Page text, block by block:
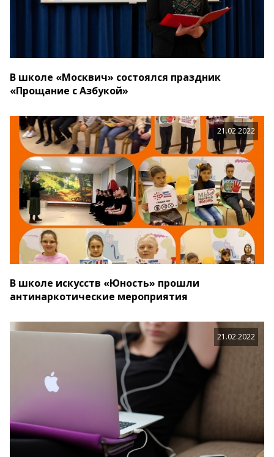
В школе «Москвич» состоялся праздник
«Прощание с Азбукой»
21.02.2022
В школе искусств «Юность» прошли
антинаркотические мероприятия
21.02.2022